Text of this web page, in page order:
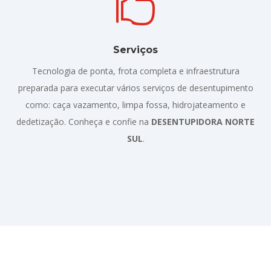
Serviços
Tecnologia de ponta, frota completa e infraestrutura
preparada para executar vários serviços de desentupimento
como: caça vazamento, limpa fossa, hidrojateamento e
dedetização. Conheça e confie na DESENTUPIDORA NORTE
SUL.